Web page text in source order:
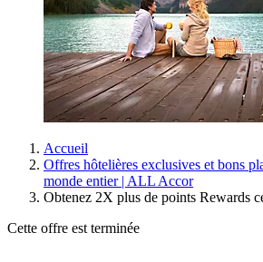
Accueil
Offres hôtelières exclusives et bons
monde entier | ALL Accor
Obtenez 2X plus de points Rewards
Cette offre est terminée